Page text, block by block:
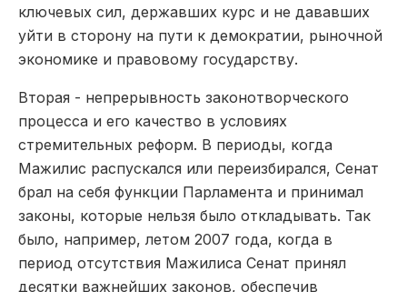
ключевых сил, державших курс и не дававших
уйти в сторону на пути к демократии, рыночной
экономике и правовому государству.
Вторая -­ непрерывность законотворческого
процесса и его качество в условиях
стремительных реформ. В периоды, когда
Мажилис распускался или переизбирался, Сенат
брал на себя функции Парламента и принимал
законы, которые нельзя было откладывать. Так
было, например, летом 2007 года, когда в
период отсутствия Мажилиса Сенат принял
десятки важнейших законов, обеспечив